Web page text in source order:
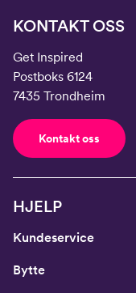
KONTAKT OSS
Get Inspired
Postboks 6124
7435 Trondheim
Kontakt oss
HJELP
Kundeservice
Bytte